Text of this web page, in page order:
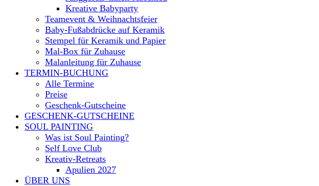
Kreative Babyparty
Teamevent & Weihnachtsfeier
Baby-Fußabdrücke auf Keramik
Stempel für Keramik und Papier
Mal-Box für Zuhause
Malanleitung für Zuhause
TERMIN-BUCHUNG
Alle Termine
Preise
Geschenk-Gutscheine
GESCHENK-GUTSCHEINE
SOUL PAINTING
Was ist Soul Painting?
Self Love Club
Kreativ-Retreats
Apulien 2027
ÜBER UNS